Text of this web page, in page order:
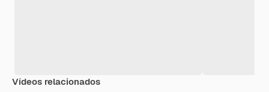
Vídeos relacionados